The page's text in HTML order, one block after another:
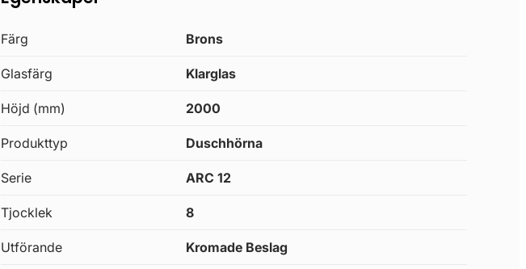
Färg Brons
Glasfärg Klarglas
Höjd (mm) 2000
Produkttyp Duschhörna
Serie ARC 12
Tjocklek 8
Utförande Kromade Beslag